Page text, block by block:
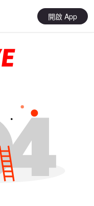
開啟 App